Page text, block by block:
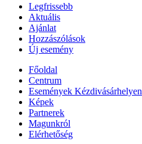
Legfrissebb
Aktuális
Ajánlat
Hozzászólások
Új esemény
Főoldal
Centrum
Események Kézdivásárhelyen
Képek
Partnerek
Magunkról
Elérhetőség